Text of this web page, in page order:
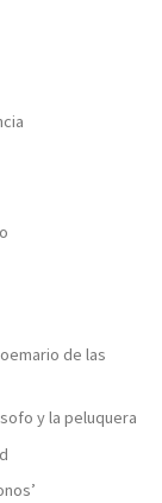
de las
y la peluquera